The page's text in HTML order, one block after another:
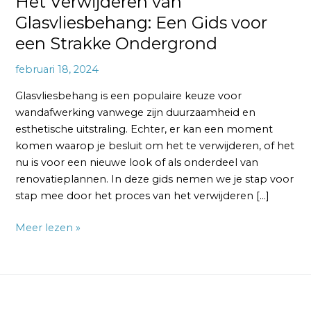
Glasvliesbehang: Een Gids voor
een Strakke Ondergrond
februari 18, 2024
Glasvliesbehang is een populaire keuze voor
wandafwerking vanwege zijn duurzaamheid en
esthetische uitstraling. Echter, er kan een moment
komen waarop je besluit om het te verwijderen, of het
nu is voor een nieuwe look of als onderdeel van
renovatieplannen. In deze gids nemen we je stap voor
stap mee door het proces van het verwijderen […]
Meer lezen »